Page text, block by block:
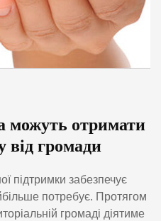
можуть отримати
від громади
підтримки забезпечує
потребує. Протягом
громаді діятиме